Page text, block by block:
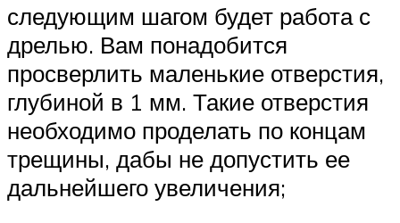
следующим шагом будет работа с
дрелью. Вам понадобится
просверлить маленькие отверстия,
глубиной в 1 мм. Такие отверстия
необходимо проделать по концам
трещины, дабы не допустить ее
дальнейшего увеличения;